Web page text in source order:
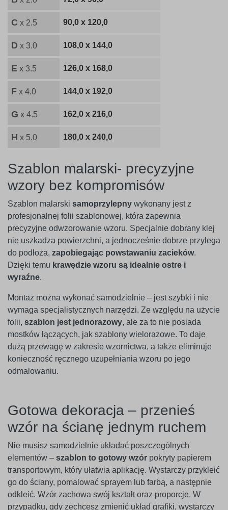
C x 2.5 90,0 x 120,0
D x 3.0 108,0 x 144,0
E x 3.5 126,0 x 168,0
F x 4.0 144,0 x 192,0
G x 4.5 162,0 x 216,0
H x 5.0 180,0 x 240,0
Szablon malarski- precyzyjne
wzory bez kompromisów
Szablon malarski samoprzylepny wykonany jest z
profesjonalnej folii szablonowej, która zapewnia
precyzyjne odwzorowanie wzoru. Specjalnie dobrany klej
nie uszkadza powierzchni, a jednocześnie dobrze przylega
do podłoża, zapobiegając powstawaniu zacieków.
Dzięki temu krawędzie wzoru są idealnie ostre i
wyraźne.
Montaż można wykonać samodzielnie – jest szybki i nie
wymaga specjalistycznych narzędzi. Ze względu na użycie
folii, szablon jest jednorazowy, ale za to nie posiada
mostków łączących, jak szablony wielorazowe. To daje
dużą przewagę w zakresie wzornictwa, a także eliminuje
konieczność ręcznego uzupełniania wzoru po jego
odmalowaniu.
Gotowa dekoracja – przenieś
wzór na ścianę jednym ruchem
Nie musisz samodzielnie układać poszczególnych
elementów – szablon to gotowy wzór pokryty papierem
transportowym, który ułatwia aplikację. Wystarczy przykleić
go do ściany, pomalować sprayem lub farbą, a następnie
odkleić. Wzór zachowa swój kształt oraz proporcje. W
przypadku, gdy zechcesz zmienić układ grafiki, wystarczy